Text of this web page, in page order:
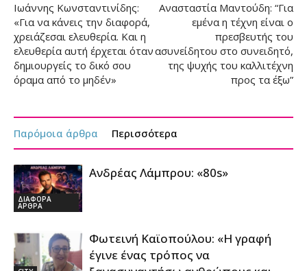
Ιωάννης Κωνσταντινίδης:
«Για να κάνεις την διαφορά,
χρειάζεσαι ελευθερία. Και η
ελευθερία αυτή έρχεται όταν
δημιουργείς το δικό σου
όραμα από το μηδέν»
Ανασταστία Μαντούδη: “Για
εμένα η τέχνη είναι ο
πρεσβευτής του
ασυνείδητου στο συνειδητό,
της ψυχής του καλλιτέχνη
προς τα έξω”
Παρόμοια άρθρα Περισσότερα
ΔΙΑΦΟΡΑ
ΑΡΘΡΑ
Ανδρέας Λάμπρου: «80s»
Φωτεινή Καϊοπούλου: «Η γραφή
έγινε ένας τρόπος να